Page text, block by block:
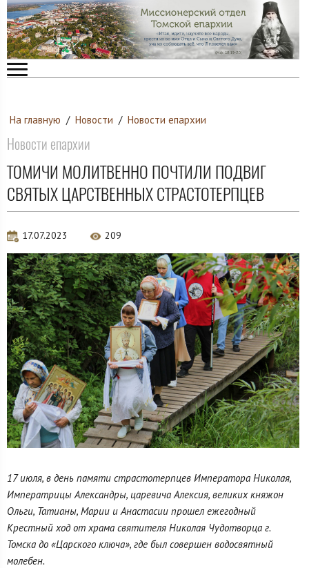
На главную / Новости / Новости епархии
Новости епархии
ТОМИЧИ МОЛИТВЕННО ПОЧТИЛИ ПОДВИГ
СВЯТЫХ ЦАРСТВЕННЫХ СТРАСТОТЕРПЦЕВ
17.07.2023 209
17 июля, в день памяти страстотерпцев Императора Николая,
Императрицы Александры, царевича Алексия, великих княжон
Ольги, Татианы, Марии и Анастасии прошел ежегодный
Крестный ход от храма святителя Николая Чудотворца г.
Томска до «Царского ключа», где был совершен водосвятный
молебен.